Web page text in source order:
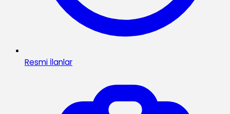
Resmi İlanlar